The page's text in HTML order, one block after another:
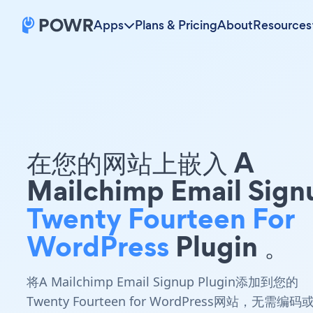
Apps Plans & PricingAboutResources
在您的网站上嵌入 A
Mailchimp Email
Twenty Fourteen For
WordPress Plugin 。
将A Mailchimp Email Signup Plugin添加到您的
Twenty Fourteen for WordPress网站，无需编码